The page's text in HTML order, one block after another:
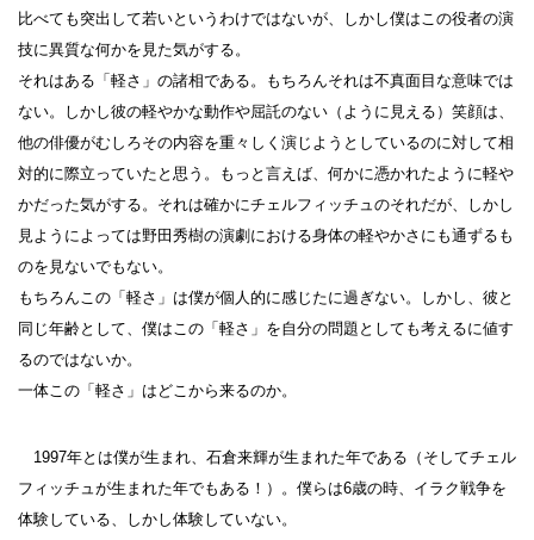
比べても突出して若いというわけではないが、しかし僕はこの役者の演
技に異質な何かを見た気がする。
それはある「軽さ」の諸相である。もちろんそれは不真面目な意味では
ない。しかし彼の軽やかな動作や屈託のない（ように見える）笑顔は、
他の俳優がむしろその内容を重々しく演じようとしているのに対して相
対的に際立っていたと思う。もっと言えば、何かに憑かれたように軽や
かだった気がする。それは確かにチェルフィッチュのそれだが、しかし
見ようによっては野田秀樹の演劇における身体の軽やかさにも通ずるも
のを見ないでもない。
もちろんこの「軽さ」は僕が個人的に感じたに過ぎない。しかし、彼と
同じ年齢として、僕はこの「軽さ」を自分の問題としても考えるに値す
るのではないか。
一体この「軽さ」はどこから来るのか。
1997年とは僕が生まれ、石倉来輝が生まれた年である（そしてチェル
フィッチュが生まれた年でもある！）。僕らは6歳の時、イラク戦争を
体験している、しかし体験していない。